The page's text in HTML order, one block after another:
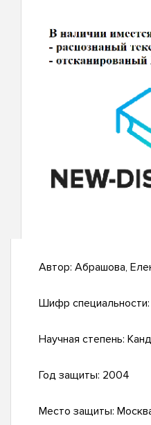
Автор: Абрашова,
Шифр специальности:
Научная степень:
Год защиты: 2004
Место защиты: